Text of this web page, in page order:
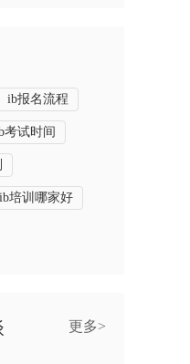
ib报名流程
考试时间
ib培训哪家好
更多>